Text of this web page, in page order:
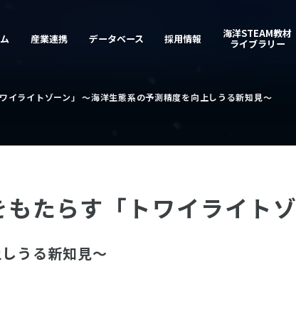
イライトゾーン」 〜海洋生態系の予測精度を向上しうる新知見～
たらす「トワイライト
うる新知見～